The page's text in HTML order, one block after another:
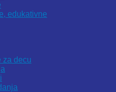
edukativne
za decu